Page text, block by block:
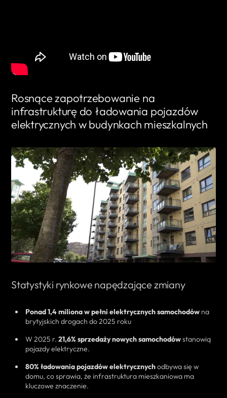
Rosnące zapotrzebowanie na
infrastrukturę do ładowania pojazdów
elektrycznych w budynkach mieszkalnych
Statystyki rynkowe napędzające zmiany
Ponad 1,4 miliona w pełni elektrycznych samochodów na
brytyjskich drogach do 2025 roku
W 2025 r. 21,6% sprzedaży nowych samochodówstanowią
pojazdy elektryczne.
80% ładowania pojazdów elektrycznychodbywa się w
domu, co sprawia, że infrastruktura mieszkaniowa ma
kluczowe znaczenie.